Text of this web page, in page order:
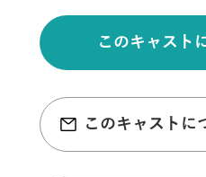
このキャスト
このキャストに